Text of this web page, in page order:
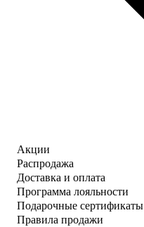
Акции
Распродажа
Доставка и оплата
Программа лояльности
Подарочные сертификаты
Правила продажи